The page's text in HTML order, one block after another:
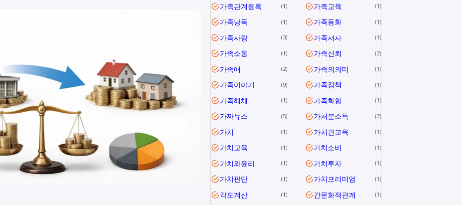
가족관계등록 1 가족교육 1
가족낭독 1 가족동화 1
가족사랑 3 가족서사 1
가족소통 1 가족신뢰 2
가족애 2 가족의의미 1
가족이야기 9 가족정책 1
가족해체 1 가족화합 1
가짜뉴스 5 가처분소득 2
가치 1 가치관교육 1
가치교육 1 가치소비 1
가치와윤리 1 가치투자 1
가치판단 1 가치프리미엄 1
각도계산 1 간문화적관계 1